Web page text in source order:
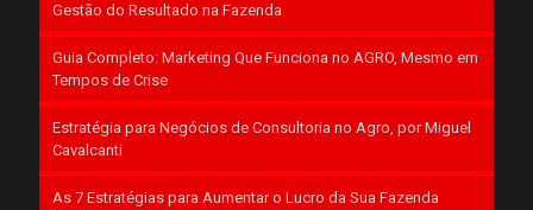
Gestão do Resultado na Fazenda
Guia Completo: Marketing Que Funciona no AGRO, Mesmo em
Tempos de Crise
Estratégia para Negócios de Consultoria no Agro, por Miguel
Cavalcanti
As 7 Estratégias para Aumentar o Lucro da Sua Fazenda